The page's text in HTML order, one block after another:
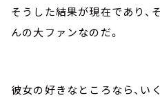
そうした結果が現在であり、
んの大ファンなのだ。
彼女の好きなところなら、い